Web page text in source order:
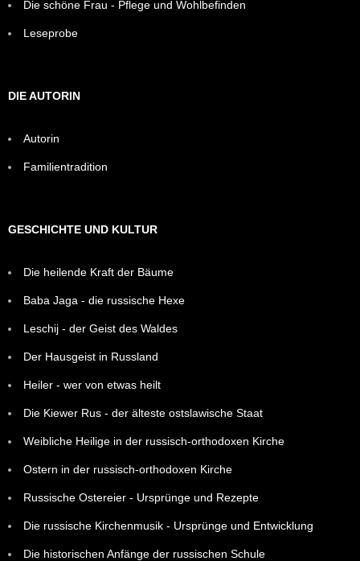
Die schöne Frau - Pflege und Wohlbefinden
Leseprobe
DIE AUTORIN
Autorin
Familientradition
GESCHICHTE UND KULTUR
Die heilende Kraft der Bäume
Baba Jaga - die russische Hexe
Leschij - der Geist des Waldes
Der Hausgeist in Russland
Heiler - wer von etwas heilt
Die Kiewer Rus - der älteste ostslawische Staat
Weibliche Heilige in der russisch-orthodoxen Kirche
Ostern in der russisch-orthodoxen Kirche
Russische Ostereier - Ursprünge und Rezepte
Die russische Kirchenmusik - Ursprünge und Entwicklung
Die historischen Anfänge der russischen Schule